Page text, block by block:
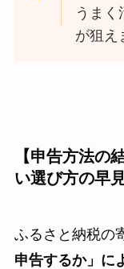
うまく
が狙え
【申告方法の
い選び方の早
ふるさと納税の
申告するか」に